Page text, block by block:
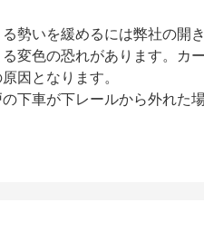
いを緩めるには弊社の開
色の恐れがあります。カ
因となります。
車が下レールから外れた